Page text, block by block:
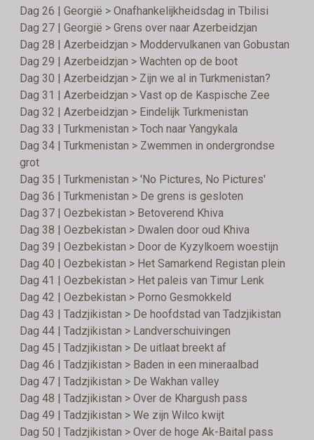
Dag 26 | Georgië > Onafhankelijkheidsdag in Tbilisi
Dag 27 | Georgië > Grens over naar Azerbeidzjan
Dag 28 | Azerbeidzjan > Moddervulkanen van Gobustan
Dag 29 | Azerbeidzjan > Wachten op de boot
Dag 30 | Azerbeidzjan > Zijn we al in Turkmenistan?
Dag 31 | Azerbeidzjan > Vast op de Kaspische Zee
Dag 32 | Azerbeidzjan > Eindelijk Turkmenistan
Dag 33 | Turkmenistan > Toch naar Yangykala
Dag 34 | Turkmenistan > Zwemmen in ondergrondse
grot
Dag 35 | Turkmenistan > 'No Pictures, No Pictures'
Dag 36 | Turkmenistan > De grens is gesloten
Dag 37 | Oezbekistan > Betoverend Khiva
Dag 38 | Oezbekistan > Dwalen door oud Khiva
Dag 39 | Oezbekistan > Door de Kyzylkoem woestijn
Dag 40 | Oezbekistan > Het Samarkend Registan plein
Dag 41 | Oezbekistan > Het paleis van Timur Lenk
Dag 42 | Oezbekistan > Porno Gesmokkeld
Dag 43 | Tadzjikistan > De hoofdstad van Tadzjikistan
Dag 44 | Tadzjikistan > Landverschuivingen
Dag 45 | Tadzjikistan > De uitlaat breekt af
Dag 46 | Tadzjikistan > Baden in een mineraalbad
Dag 47 | Tadzjikistan > De Wakhan valley
Dag 48 | Tadzjikistan > Over de Khargush pass
Dag 49 | Tadzjikistan > We zijn Wilco kwijt
Dag 50 | Tadzjikistan > Over de hoge Ak-Baital pass